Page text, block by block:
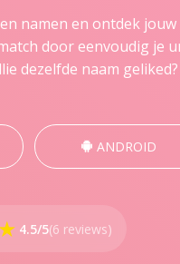
namen en ontdek jouw
door eenvoudig je
dezelfde naam
ANDROID
4.5/5(6 reviews)